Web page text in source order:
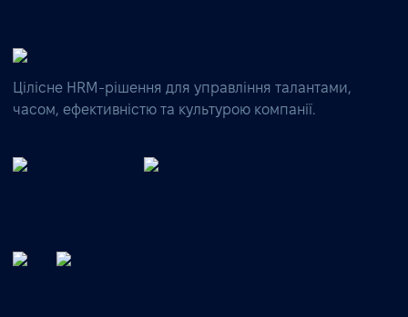
Цілісне HRM-рішення для управління талантами,
часом, ефективністю та культурою компанії.